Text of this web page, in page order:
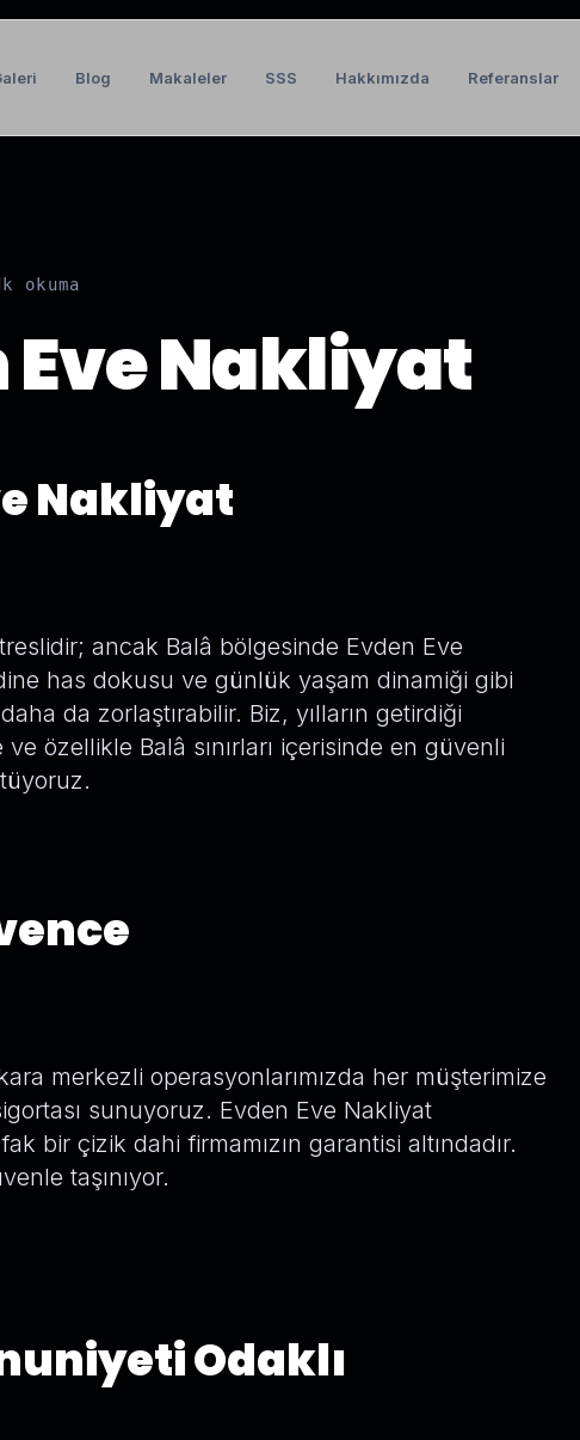
Blog Makaleler SSS Hakkımızda Referanslar
okuma
Eve Nakliyat
Nakliyat
ancak Balâ bölgesinde Evden Eve
has dokusu ve günlük yaşam dinamiği gibi
da zorlaştırabilir. Biz, yılların getirdiği
özellikle Balâ sınırları içerisinde en güvenli
merkezli operasyonlarımızda her müşterimize
sunuyoruz. Evden Eve Nakliyat
bir çizik dahi firmamızın garantisi altındadır.
taşınıyor.
Odaklı